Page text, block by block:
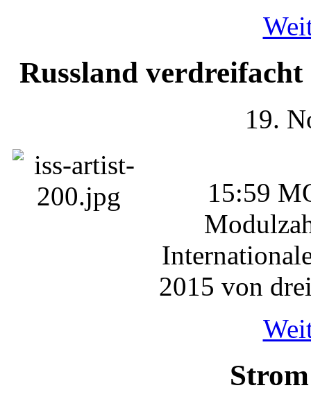
Russland
19.
15:59
2015 von